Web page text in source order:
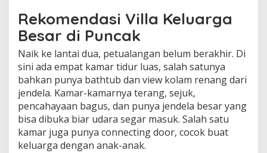
Rekomendasi Villa Keluarga
Besar di Puncak
Naik ke lantai dua, petualangan belum berakhir. Di
sini ada empat kamar tidur luas, salah satunya
bahkan punya bathtub dan view kolam renang dari
jendela. Kamar-kamarnya terang, sejuk,
pencahayaan bagus, dan punya jendela besar yang
bisa dibuka biar udara segar masuk. Salah satu
kamar juga punya connecting door, cocok buat
keluarga dengan anak-anak.